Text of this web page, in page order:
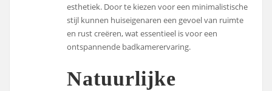
esthetiek. Door te kiezen voor een minimalistische
stijl kunnen huiseigenaren een gevoel van ruimte
en rust creëren, wat essentieel is voor een
ontspannende badkamerervaring.
Natuurlijke